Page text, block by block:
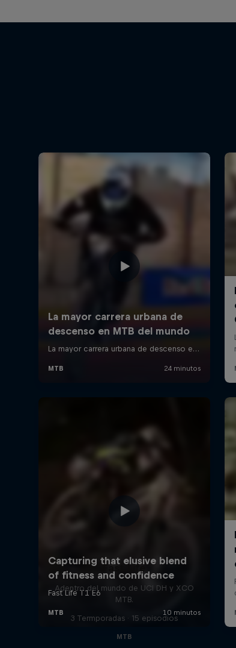
Fast Life
Adentro del mundo de UCI DH y XCO
MTB.
3 Termporadas · 15 episodios
MTB